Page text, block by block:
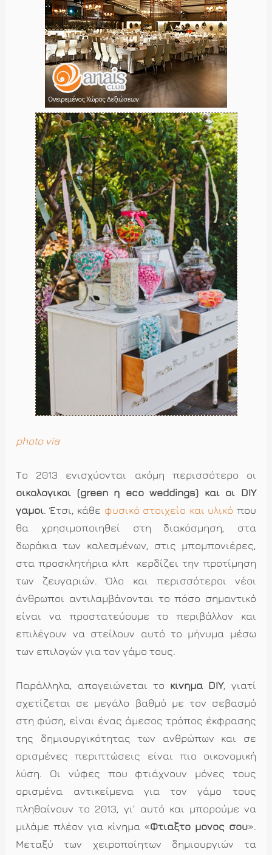
photo via
Το 2013 ενισχύονται ακόμη περισσότερο οι
οικολογικοί (green ή eco weddings) και οι DIY
γάμοι. Έτσι, κάθε φυσικό στοιχείο και υλικό που
θα χρησιμοποιηθεί στη διακόσμηση, στα
δωράκια των καλεσμένων, στις μπομπονιέρες,
στα προσκλητήρια κλπ κερδίζει την προτίμηση
των ζευγαριών. Όλο και περισσότεροι νέοι
άνθρωποι αντιλαμβάνονται το πόσο σημαντικό
είναι να προστατεύουμε το περιβάλλον και
επιλέγουν να στείλουν αυτό το μήνυμα μέσω
των επιλογών για τον γάμο τους.
Παράλληλα, απογειώνεται το κίνημα DIY, γιατί
σχετίζεται σε μεγάλο βαθμό με τον σεβασμό
στη φύση, είναι ένας άμεσος τρόπος έκφρασης
της δημιουργικότητας των ανθρώπων και σε
ορισμένες περιπτώσεις είναι πιο οικονομική
λύση. Οι νύφες που φτιάχνουν μόνες τους
ορισμένα αντικείμενα για τον γάμο τους
πληθαίνουν το 2013, γι’ αυτό και μπορούμε να
μιλάμε πλέον για κίνημα «Φτιάξτο μόνος σου».
Μεταξύ των χειροποίητων δημιουργιών τα